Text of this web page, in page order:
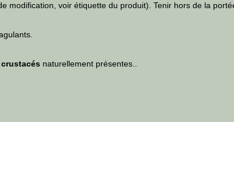
modification, voir étiquette du produit). Tenir hors de la
crustacés naturellement présentes..